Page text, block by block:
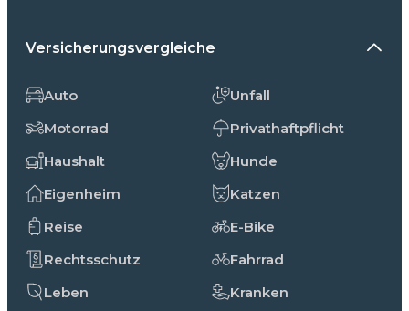
Versicherungsvergleiche
Auto
Motorrad
Haushalt
Eigenheim
Reise
Rechtsschutz
Leben
Unfall
Privathaftpflicht
Hunde
Katzen
E-Bike
Fahrrad
Kranken